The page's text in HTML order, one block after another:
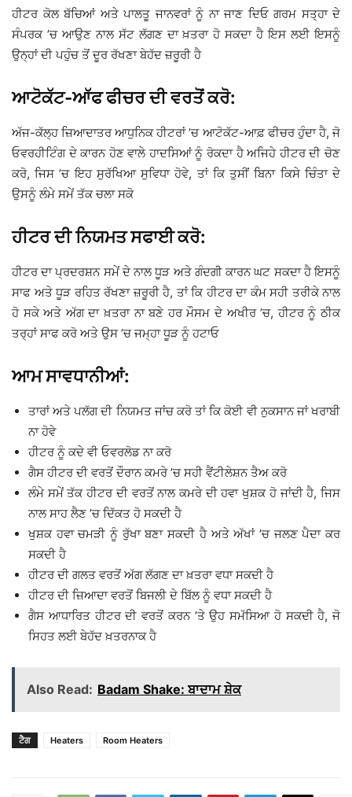
ਹੀਟਰ ਕੋਲ ਬੱਚਿਆਂ ਅਤੇ ਪਾਲਤੂ ਜਾਨਵਰਾਂ ਨੂੰ ਨਾ ਜਾਣ ਦਿਓ ਗਰਮ ਸਤ੍ਹਾ ਦੇ
ਸੰਪਰਕ ’ਚ ਆਉਣ ਨਾਲ ਸੱਟ ਲੱਗਣ ਦਾ ਖ਼ਤਰਾ ਹੋ ਸਕਦਾ ਹੈ ਇਸ ਲਈ ਇਸਨੂੰ
ਉਨ੍ਹਾਂ ਦੀ ਪਹੁੰਚ ਤੋਂ ਦੂਰ ਰੱਖਣਾ ਬੇਹੱਦ ਜ਼ਰੂਰੀ ਹੈ
ਆਟੋਕੱਟ-ਆੱਫ ਫੀਚਰ ਦੀ ਵਰਤੋਂ ਕਰੋ:
ਅੱਜ-ਕੱਲ੍ਹ ਜ਼ਿਆਦਾਤਰ ਆਧੁਨਿਕ ਹੀਟਰਾਂ ’ਚ ਆਟੋਕੱਟ-ਆਫ਼ ਫੀਚਰ ਹੁੰਦਾ ਹੈ, ਜੋ
ਓਵਰਹੀਟਿੰਗ ਦੇ ਕਾਰਨ ਹੋਣ ਵਾਲੇ ਹਾਦਸਿਆਂ ਨੂੰ ਰੋਕਦਾ ਹੈ ਅਜਿਹੇ ਹੀਟਰ ਦੀ ਚੋਣ
ਕਰੋ, ਜਿਸ ’ਚ ਇਹ ਸੁਰੱਖਿਆ ਸੁਵਿਧਾ ਹੋਵੇ, ਤਾਂ ਕਿ ਤੁਸੀਂ ਬਿਨਾ ਕਿਸੇ ਚਿੰਤਾ ਦੇ
ਉਸਨੂੰ ਲੰਮੇ ਸਮੇਂ ਤੱਕ ਚਲਾ ਸਕੋ
ਹੀਟਰ ਦੀ ਨਿਯਮਤ ਸਫਾਈ ਕਰੋ:
ਹੀਟਰ ਦਾ ਪ੍ਰਦਰਸ਼ਨ ਸਮੇਂ ਦੇ ਨਾਲ ਧੂੜ ਅਤੇ ਗੰਦਗੀ ਕਾਰਨ ਘਟ ਸਕਦਾ ਹੈ ਇਸਨੂੰ
ਸਾਫ ਅਤੇ ਧੂੜ ਰਹਿਤ ਰੱਖਣਾ ਜ਼ਰੂਰੀ ਹੈ, ਤਾਂ ਕਿ ਹੀਟਰ ਦਾ ਕੰਮ ਸਹੀ ਤਰੀਕੇ ਨਾਲ
ਹੋ ਸਕੇ ਅਤੇ ਅੱਗ ਦਾ ਖ਼ਤਰਾ ਨਾ ਬਣੇ ਹਰ ਮੌਸਮ ਦੇ ਅਖੀਰ ’ਚ, ਹੀਟਰ ਨੂੰ ਠੀਕ
ਤਰ੍ਹਾਂ ਸਾਫ ਕਰੋ ਅਤੇ ਉਸ ’ਚ ਜਮ੍ਹਾ ਧੂੜ ਨੂੰ ਹਟਾਓ
ਆਮ ਸਾਵਧਾਨੀਆਂ:
ਤਾਰਾਂ ਅਤੇ ਪਲੱਗ ਦੀ ਨਿਯਮਤ ਜਾਂਚ ਕਰੋ ਤਾਂ ਕਿ ਕੋਈ ਵੀ ਨੁਕਸਾਨ ਜਾਂ ਖਰਾਬੀ
ਨਾ ਹੋਵੇ
ਹੀਟਰ ਨੂੰ ਕਦੇ ਵੀ ਓਵਰਲੋਡ ਨਾ ਕਰੋ
ਗੈਸ ਹੀਟਰ ਦੀ ਵਰਤੋਂ ਦੌਰਾਨ ਕਮਰੇ ’ਚ ਸਹੀ ਵੈਂਟੀਲੇਸ਼ਨ ਤੈਅ ਕਰੋ
ਲੰਮੇ ਸਮੇਂ ਤੱਕ ਹੀਟਰ ਦੀ ਵਰਤੋਂ ਨਾਲ ਕਮਰੇ ਦੀ ਹਵਾ ਖੁਸ਼ਕ ਹੋ ਜਾਂਦੀ ਹੈ, ਜਿਸ
ਨਾਲ ਸਾਹ ਲੈਣ ’ਚ ਦਿੱਕਤ ਹੋ ਸਕਦੀ ਹੈ
ਖੁਸ਼ਕ ਹਵਾ ਚਮੜੀ ਨੂੰ ਰੁੱਖਾ ਬਣਾ ਸਕਦੀ ਹੈ ਅਤੇ ਅੱਖਾਂ ’ਚ ਜਲਣ ਪੈਦਾ ਕਰ
ਸਕਦੀ ਹੈ
ਹੀਟਰ ਦੀ ਗਲਤ ਵਰਤੋਂ ਅੱਗ ਲੱਗਣ ਦਾ ਖ਼ਤਰਾ ਵਧਾ ਸਕਦੀ ਹੈ
ਹੀਟਰ ਦੀ ਜ਼ਿਆਦਾ ਵਰਤੋਂ ਬਿਜਲੀ ਦੇ ਬਿੱਲ ਨੂੰ ਵਧਾ ਸਕਦੀ ਹੈ
ਗੈਸ ਆਧਾਰਿਤ ਹੀਟਰ ਦੀ ਵਰਤੋਂ ਕਰਨ ’ਤੇ ਉਹ ਸਮੱਸਿਆ ਹੋ ਸਕਦੀ ਹੈ, ਜੋ
ਸਿਹਤ ਲਈ ਬੇਹੱਦ ਖ਼ਤਰਨਾਕ ਹੈ
Also Read: Badam Shake: ਬਾਦਾਮ ਸ਼ੇਕ
ਟੈਗ Heaters Room Heaters